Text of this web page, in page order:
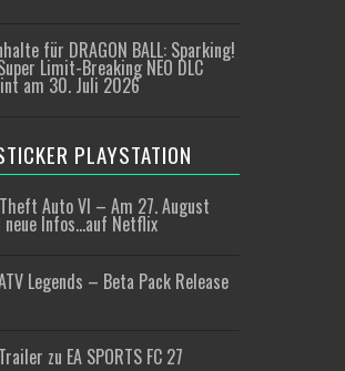
für DRAGON BALL: Sparking!
Limit-Breaking NEO DLC
am 30. Juli 2026
PLAYSTATION
Auto VI – Am 27. August
Infos…auf Netflix
Legends – Beta Pack Release
zu EA SPORTS FC 27